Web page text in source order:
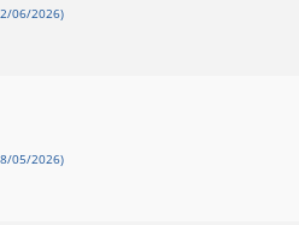
06/2026)
05/2026)